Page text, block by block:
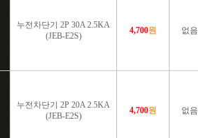
누전차단기 2P 30A 2.5KA
(JEB-E2S)
4,700원 없음
누전차단기 2P 20A 2.5KA
(JEB-E2S)
4,700원 없음